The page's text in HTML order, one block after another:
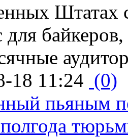
Штатах
для
18 11:24 (0)
пьяным